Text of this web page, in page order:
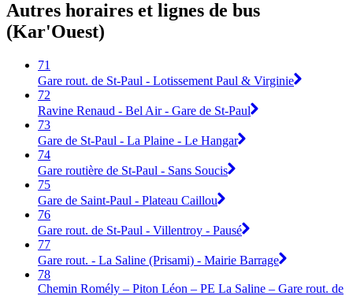
Autres horaires et lignes de bus
(Kar'Ouest)
71
Gare rout. de St-Paul - Lotissement Paul & Virginie
72
Ravine Renaud - Bel Air - Gare de St-Paul
73
Gare de St-Paul - La Plaine - Le Hangar
74
Gare routière de St-Paul - Sans Soucis
75
Gare de Saint-Paul - Plateau Caillou
76
Gare rout. de St-Paul - Villentroy - Pausé
77
Gare rout. - La Saline (Prisami) - Mairie Barrage
78
Chemin Romély – Piton Léon – PE La Saline – Gare rout. de